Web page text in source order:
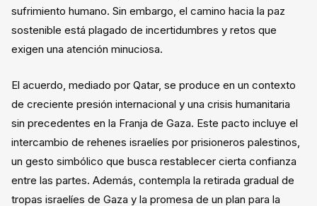
sufrimiento humano. Sin embargo, el camino hacia la paz
sostenible está plagado de incertidumbres y retos que
exigen una atención minuciosa.
El acuerdo, mediado por Qatar, se produce en un contexto
de creciente presión internacional y una crisis humanitaria
sin precedentes en la Franja de Gaza. Este pacto incluye el
intercambio de rehenes israelíes por prisioneros palestinos,
un gesto simbólico que busca restablecer cierta confianza
entre las partes. Además, contempla la retirada gradual de
tropas israelíes de Gaza y la promesa de un plan para la